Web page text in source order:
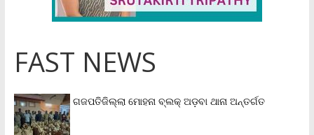
FAST NEWS
ଗଜପତିଜିଲ୍ଲା ମୋହନା ବ୍ଲକ୍‌ ଅଡ଼ବା ଥାନା ଅନ୍ତର୍ଗତ